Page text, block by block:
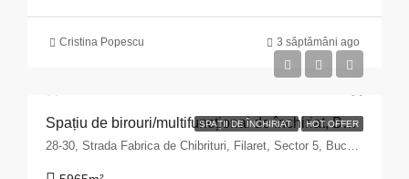
Cristina Popescu 3 săptămâni ago
SPAȚII DE ÎNCHIRIAT HOT OFFER
Spațiu de birouri/multifuncțional de închiriat, București, Sector 5 – zona Fabrica de Chibrituri
28-30, Strada Fabrica de Chibrituri, Filaret, Sector 5, Bucharest, 040542, Romania